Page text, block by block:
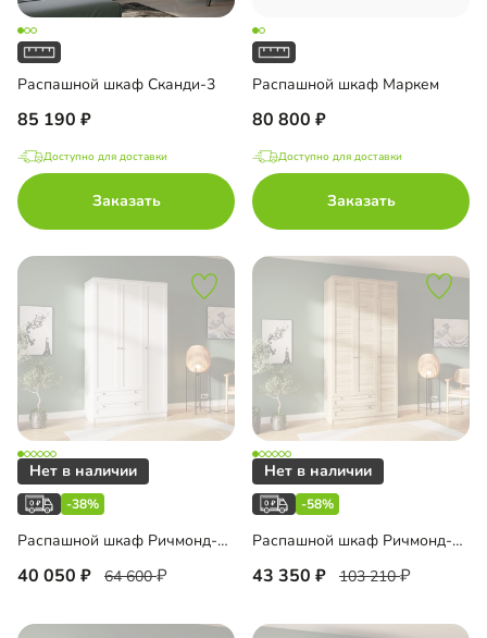
Распашной шкаф Сканди-3
85 190
Доступно для доставки
Заказать
Распашной шкаф Маркем
80 800
Доступно для доставки
Заказать
-38%
Распашной шкаф Ричмонд-3-120-210
40 050 64 600
-58%
Распашной шкаф Ричмонд-3-120-240
43 350 103 210